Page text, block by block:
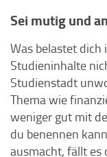
Sei mutig und
Was belastet dich
Studieninhalte
Studienstadt
Thema wie
weniger gut mit
du benennen
ausmacht, fällt es